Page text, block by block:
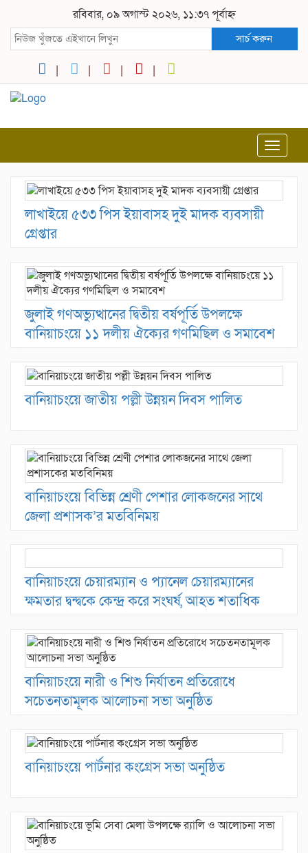
রবিবার, ০৯ অগাস্ট ২০২৬, ১১:৩৭ পূর্বাহ্ন
সার্চ করুন
Toggle
লাখাইয়ে ৫৩৩ পিস ইয়াবাসহ দুই মাদক ব্যবসায়ী
গ্রেপ্তার
জুলাই গণঅভ্যুত্থানের দ্বিতীয় বর্ষপূর্তি উপলক্ষে
বানিয়াচংয়ে ১১ দলীয় ঐক্যের গণমিছিল ও সমাবেশ
বানিয়াচংয়ে জাতীয় পল্লী উন্নয়ন দিবস পালিত
বানিয়াচংয়ে বিভিন্ন শ্রেণী পেশার লোকজনের সাথে
জেলা প্রশাসক’র মতবিনিময়
বানিয়াচংয়ে চেয়ারম্যান ও প্যানেল চেয়ারম্যানের
ক্ষমতার দ্বন্দ্বকে কেন্দ্র করে সংঘর্ষ, আহত শতাধিক
বানিয়াচংয়ে নারী ও শিশু নির্যাতন প্রতিরোধে
সচেতনতামূলক আলোচনা সভা অনুষ্ঠিত
বানিয়াচংয়ে পার্টনার কংগ্রেস সভা অনুষ্ঠিত